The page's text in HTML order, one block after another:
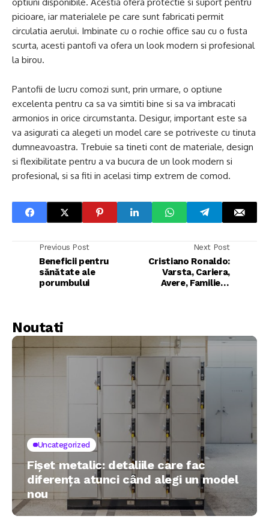
picioare, iar materialele pe care sunt fabricati permit
circulatia aerului. Imbinate cu o rochie office sau cu o fusta
scurta, acesti pantofi va ofera un look modern si profesional
la birou.
Pantofii de lucru comozi sunt, prin urmare, o optiune
excelenta pentru ca sa va simtiti bine si sa va imbracati
armonios in orice circumstanta. Desigur, important este sa
va asigurati ca alegeti un model care se potriveste cu tinuta
dumneavoastra. Trebuie sa tineti cont de materiale, design
si flexibilitate pentru a va bucura de un look modern si
profesional, si sa fiti in acelasi timp extrem de comod.
Previous Post
Beneficii pentru
sănătate ale
porumbului
Next Post
Cristiano Ronaldo:
Varsta, Cariera,
Avere, Familie si
Noutati
Uncategorized
Fișet metalic: detaliile care fac
diferența atunci când alegi un model
nou